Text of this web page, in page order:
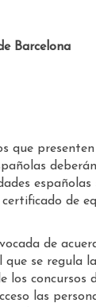
Barcelona
que
de
de
se regula
concursos
las